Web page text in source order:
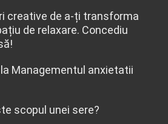
creative de a-ți transforma
de relaxare. Concediu
la Managementul anxietatii
scopul unei sere?